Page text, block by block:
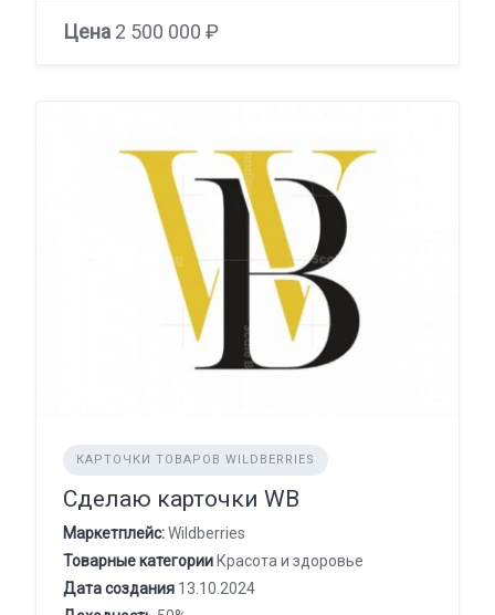
Цена 2 500 000 ₽
КАРТОЧКИ ТОВАРОВ WILDBERRIES
Сделаю карточки WB
Маркетплейс:Wildberries
Товарные категории Красота и здоровье
Дата создания 13.10.2024